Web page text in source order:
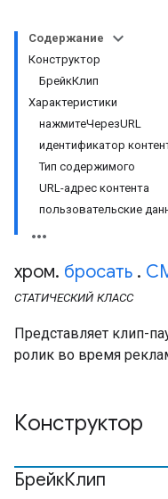
Содержание
Конструктор
БрейкКлип
Характеристики
нажмитеЧерезURL
идентификатор
Тип содержимого
URL-адрес контента
пользовательские
хром. бросать .
СТАТИЧЕСКИЙ КЛАСС
Представляет клип-
ролик во время
Конструктор
БрейкКлип